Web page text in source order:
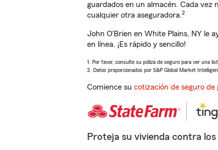
guardados en un almacén. Cada vez
cualquier otra aseguradora.2
John O'Brien en White Plains, NY le
en línea. ¡Es rápido y sencillo!
1. Por favor, consulte su póliza de seguro para ver una
2. Datos proporcionados por S&P Global Market
Comience su cotización de seguro
Proteja su vivienda contra